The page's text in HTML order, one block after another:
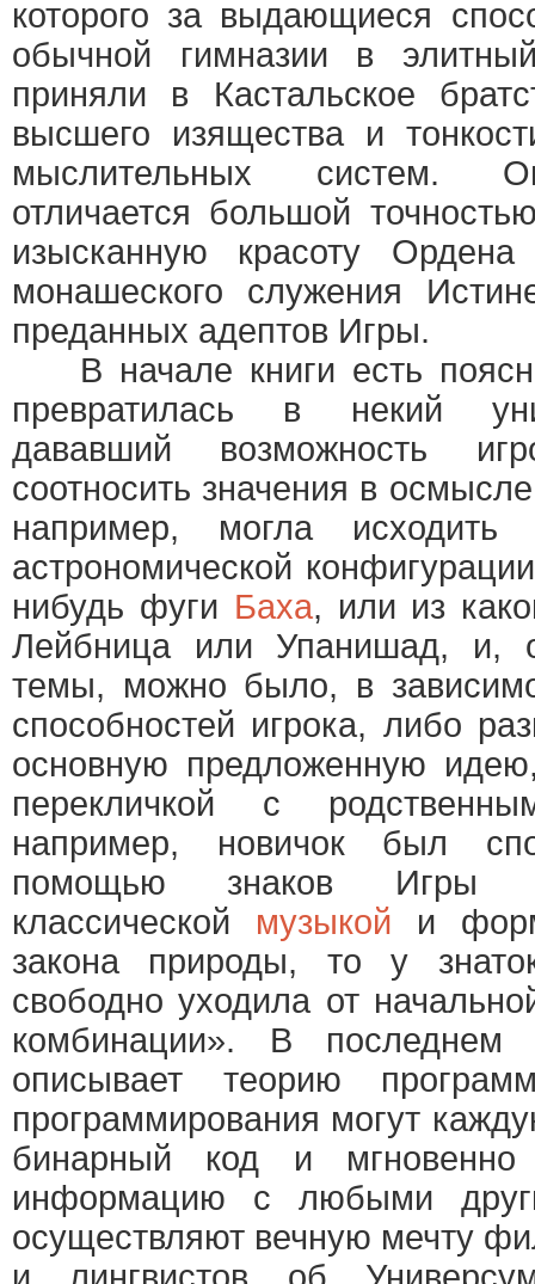
которого за выдающиеся
обычной гимназии в
приняли в Кастальское
высшего изящества и
мыслительных систем.
отличается большой
изысканную красоту Ордена
монашеского служения
преданных адептов Игры.
В начале книги есть
превратилась в некий
дававший возможность
соотносить значения в
например, могла
астрономической
нибудь фуги Баха, или из
Лейбница или Упанишад, и,
темы, можно было, в
способностей игрока, либо
основную предложенную
перекличкой с
например, новичок был
помощью знаков Игры
классической музыкой и
закона природы, то у
свободно уходила от
комбинации». В последнем
описывает теорию
программирования могут
бинарный код и мгновенно
информацию с любыми
осуществляют вечную мечту
и лингвистов об